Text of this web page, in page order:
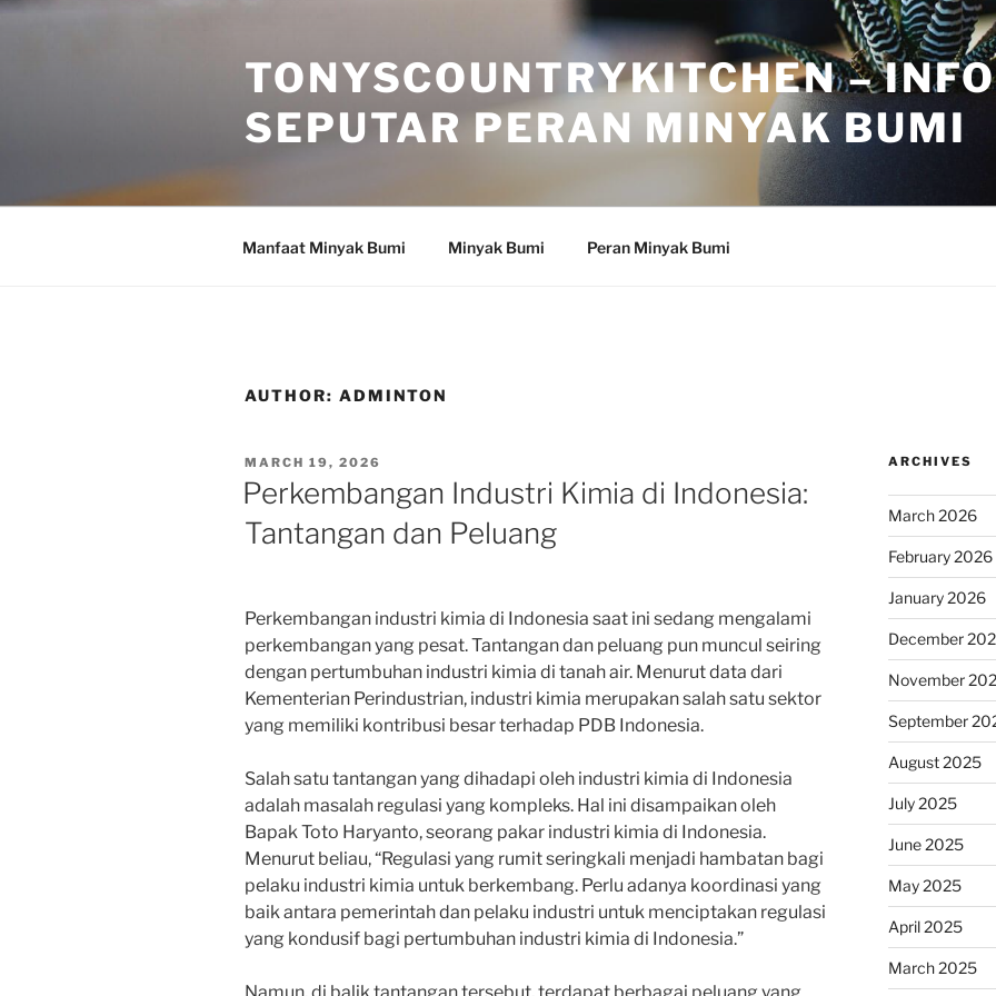
Skip
TONYSCOUNTRYKITCHEN –
SEPUTAR PERAN MINYAK BUMI
Manfaat Minyak Bumi Minyak Bumi Peran Minyak Bumi
AUTHOR: ADMINTON
POSTED
ON
MARCH 19, 2026
Perkembangan Industri Kimia di Indonesia:
Tantangan dan Peluang
Perkembangan industri kimia di Indonesia saat ini sedang mengalami
perkembangan yang pesat. Tantangan dan peluang pun muncul seiring
dengan pertumbuhan industri kimia di tanah air. Menurut data dari
Kementerian Perindustrian, industri kimia merupakan salah satu sektor
yang memiliki kontribusi besar terhadap PDB Indonesia.
Salah satu tantangan yang dihadapi oleh industri kimia di Indonesia
adalah masalah regulasi yang kompleks. Hal ini disampaikan oleh
Bapak Toto Haryanto, seorang pakar industri kimia di Indonesia.
Menurut beliau, “Regulasi yang rumit seringkali menjadi hambatan bagi
pelaku industri kimia untuk berkembang. Perlu adanya koordinasi yang
baik antara pemerintah dan pelaku industri untuk menciptakan regulasi
yang kondusif bagi pertumbuhan industri kimia di Indonesia.”
ARCHIVES
March 2026
February 2026
January 2026
December
November
September
August 2025
July 2025
June 2025
May 2025
April 2025
March 2025